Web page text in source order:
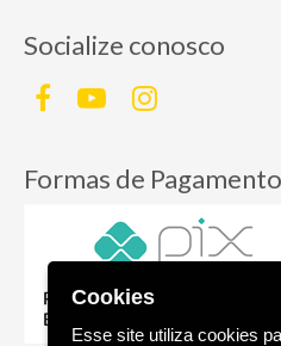
Socialize conosco
Formas de Pagamento
Cookies
Esse site utiliza cookies